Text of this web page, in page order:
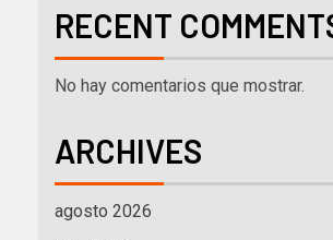
RECENT
No hay comentarios que mostrar.
ARCHIVES
agosto 2026